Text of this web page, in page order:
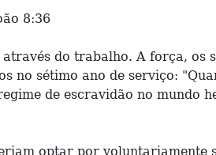
8:36
do trabalho. A força, os
no sétimo ano de serviço:
de escravidão no mundo
optar por